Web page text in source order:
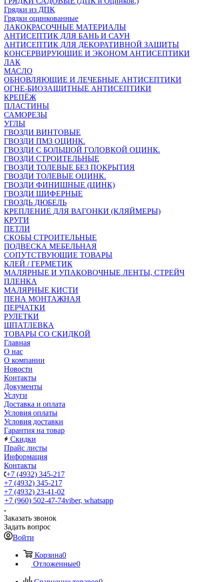
Грядки из ДПК
Грядки оцинкованные
ЛАКОКРАСОЧНЫЕ МАТЕРИАЛЫ
АНТИСЕПТИК ДЛЯ БАНЬ И САУН
АНТИСЕПТИК ДЛЯ ДЕКОРАТИВНОЙ ЗАЩИТЫ
КОНСЕРВИРУЮЩИЕ И ЭКОНОМ АНТИСЕПТИКИ
ЛАК
МАСЛО
ОБНОВЛЯЮЩИЕ И ЛЕЧЕБНЫЕ АНТИСЕПТИКИ
ОГНЕ-БИОЗАЩИТНЫЕ АНТИСЕПТИКИ
КРЕПЁЖ
ПЛАСТИНЫ
САМОРЕЗЫ
УГЛЫ
ГВОЗДИ ВИНТОВЫЕ
ГВОЗДИ ПМЗ ОЦИНК.
ГВОЗДИ С БОЛЬШОЙ ГОЛОВКОЙ ОЦИНК.
ГВОЗДИ СТРОИТЕЛЬНЫЕ
ГВОЗДИ ТОЛЕВЫЕ БЕЗ ПОКРЫТИЯ
ГВОЗДИ ТОЛЕВЫЕ ОЦИНК.
ГВОЗДИ ФИНИШНЫЕ (ЦИНК)
ГВОЗДИ ШИФЕРНЫЕ
ГВОЗДЬ ДЮБЕЛЬ
КРЕПЛЕНИЕ ДЛЯ ВАГОНКИ (КЛЯЙМЕРЫ)
КРУГИ
ПЕТЛИ
СКОБЫ СТРОИТЕЛЬНЫЕ
ПОДВЕСКА МЕБЕЛЬНАЯ
СОПУТСТВУЮЩИЕ ТОВАРЫ
КЛЕЙ / ГЕРМЕТИК
МАЛЯРНЫЕ И УПАКОВОЧНЫЕ ЛЕНТЫ, СТРЕЙЧ
ПЛЕНКА
МАЛЯРНЫЕ КИСТИ
ПЕНА МОНТАЖНАЯ
ПЕРЧАТКИ
РУЛЕТКИ
ШПАТЛЕВКА
ТОВАРЫ СО СКИДКОЙ
Главная
О нас
О компании
Новости
Контакты
Документы
Услуги
Доставка и оплата
Условия оплаты
Условия доставки
Гарантия на товар
Скидки
Прайс листы
Информация
Контакты
+7 (4932) 345-217
+7 (4932) 345-217
+7 (4932) 23-41-02
+7 (960) 502-47-74viber, whatsapp
Заказать звонок
Задать вопрос
Войти
Корзина0
Отложенные0